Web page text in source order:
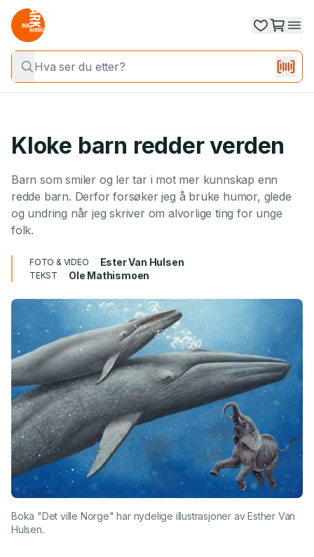
Kloke barn redder verden
Barn som smiler og ler tar i mot mer kunnskap enn
redde barn. Derfor forsøker jeg å bruke humor, glede
og undring når jeg skriver om alvorlige ting for unge
folk.
FOTO & VIDEO Ester Van Hulsen
TEKST Ole Mathismoen
Boka "Det ville Norge" har nydelige illustrasjoner av Esther Van
Hulsen.